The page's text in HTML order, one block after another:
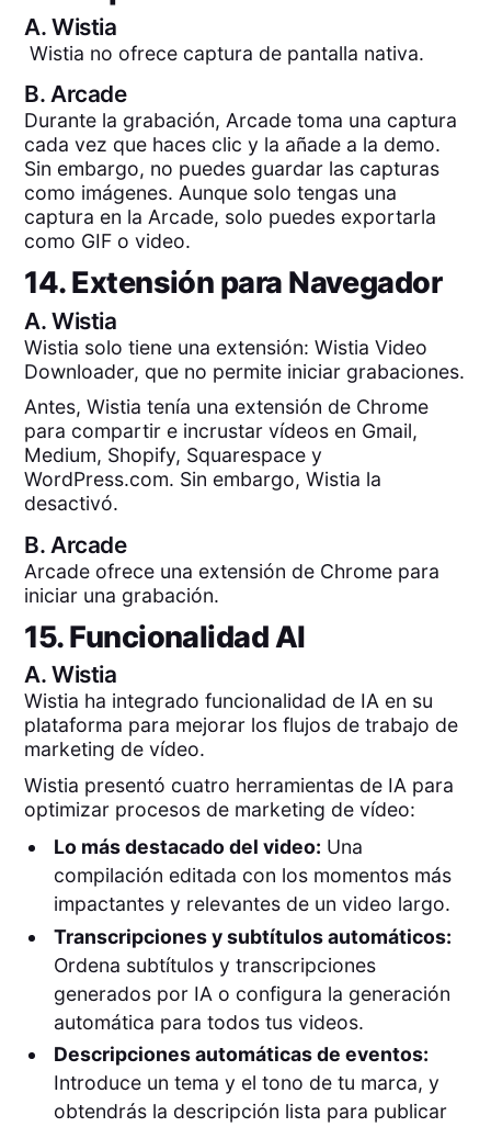
A.Wistia
Wistia no ofrece captura de pantalla nativa.
B.Arcade
Durante la grabación, Arcade toma una captura
cada vez que haces clic y la añade a la demo.
Sin embargo, no puedes guardar las capturas
como imágenes. Aunque solo tengas una
captura en la Arcade, solo puedes exportarla
como GIF o video.
14. Extensión para Navegador
A.Wistia
Wistia solo tiene una extensión: Wistia Video
Downloader, que no permite iniciar grabaciones.
Antes, Wistia tenía una extensión de Chrome
para compartir e incrustar vídeos en Gmail,
Medium, Shopify, Squarespace y
WordPress.com. Sin embargo, Wistia la
desactivó.
B. Arcade
Arcade ofrece una extensión de Chrome para
iniciar una grabación.
15. Funcionalidad AI
A.Wistia
Wistia ha integrado funcionalidad de IA en su
plataforma para mejorar los flujos de trabajo de
marketing de vídeo.
Wistia presentó cuatro herramientas de IA para
optimizar procesos de marketing de vídeo:
Lo más destacado del video: Una
compilación editada con los momentos más
impactantes y relevantes de un video largo.
Transcripciones y subtítulos automáticos:
Ordena subtítulos y transcripciones
generados por IA o configura la generación
automática para todos tus videos.
Descripciones automáticas de eventos:
Introduce un tema y el tono de tu marca, y
obtendrás la descripción lista para publicar